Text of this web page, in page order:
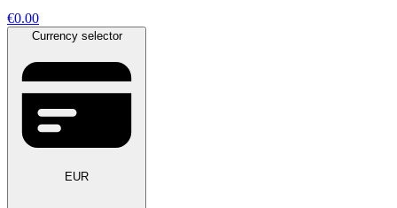
€0.00
Currency selector
EUR